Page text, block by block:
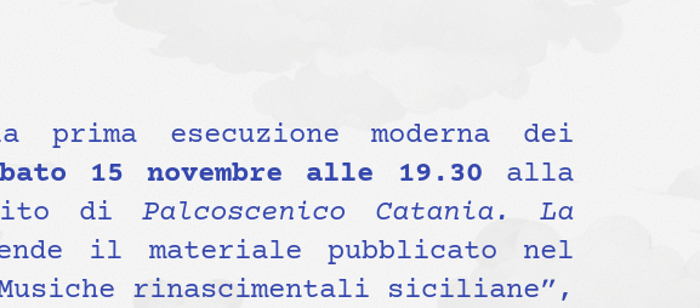
prima esecuzione moderna dei
15 novembre alle 19.30 alla
di Palcoscenico Catania. La
il materiale pubblicato nel
rinascimentali siciliane”,